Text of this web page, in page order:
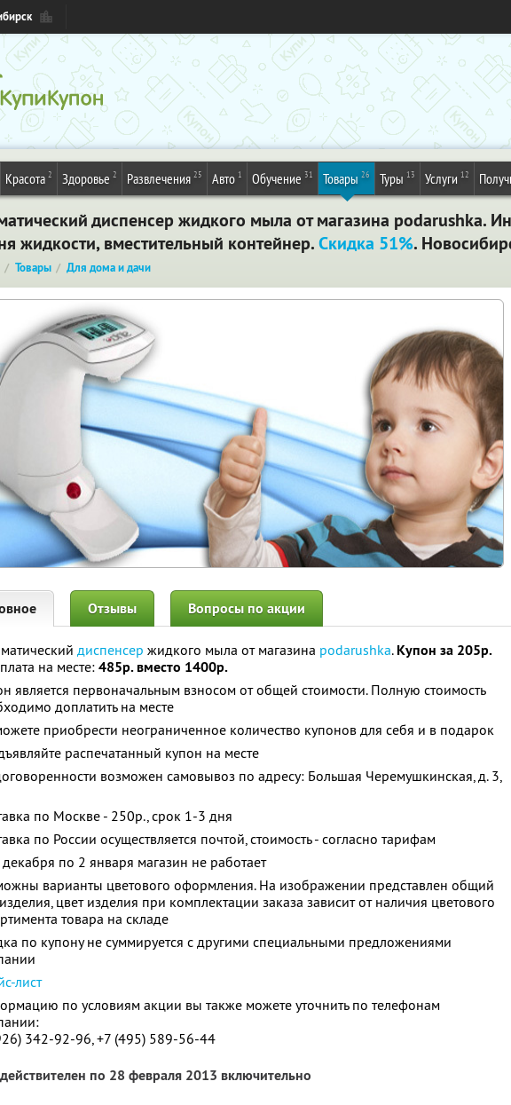
Красота 2 Здоровье 2 Развлечения 25 Авто 1 Обучение 31 Товары 26 Туры 13 Услуги 12
диспенсер жидкого мыла от магазина podarushka.
жидкости, вместительный контейнер.Скидка 51%.
Товары Для дома и дачи
Отзывы Вопросы по акции
диспенсер жидкого мыла от магазина podarushka. Купон за 205р.
на месте: 485р. вместо 1400р.
является первоначальным взносом от общей стоимости. Полную стоимость
доплатить на месте
приобрести неограниченное количество купонов для себя и в подарок
распечатанный купон на месте
возможен самовывоз по адресу: Большая Черемушкинская, д. 3,
по Москве - 250р., срок 1-3 дня
по России осуществляется почтой, стоимость - согласно тарифам
по 2 января магазин не работает
варианты цветового оформления. На изображении представлен общий
цвет изделия при комплектации заказа зависит от наличия цветового
товара на складе
по купону не суммируется с другими специальными предложениями
лист
по условиям акции вы также можете уточнить по телефонам
342-92-96, +7 (495) 589-56-44
по 28 февраля 2013 включительно